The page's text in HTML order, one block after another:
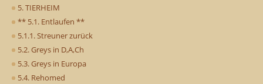
5. TIERHEIM
** 5.1. Entlaufen **
5.1.1. Streuner zurück
5.2. Greys in D,A,Ch
5.3. Greys in Europa
5.4. Rehomed